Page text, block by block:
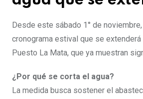
Desde este sábado 1° de
cronograma estival que se
Puesto La Mata, que ya muestran
¿Por qué se corta el agua?
La medida busca sostener el